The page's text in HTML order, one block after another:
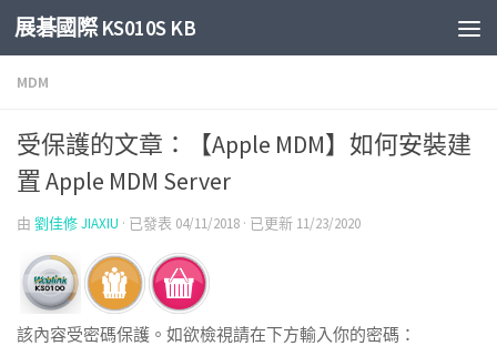
Skip to content
展碁國際 KS010S KB
MDM
受保護的文章：【Apple MDM】如何安裝建
置 Apple MDM Server
由 劉佳修 JIAXIU · 已發表 04/11/2018 · 已更新 11/23/2020
該內容受密碼保護。如欲檢視請在下方輸入你的密碼：